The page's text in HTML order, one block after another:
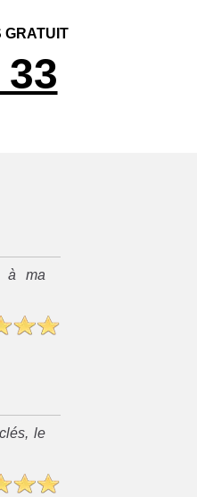
GRATUIT
à ma
le